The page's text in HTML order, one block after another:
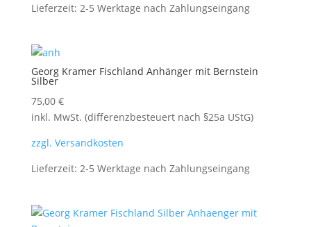
Lieferzeit: 2-5 Werktage nach Zahlungseingang
Georg Kramer Fischland Anhänger mit Bernstein
Silber
75,00 €
inkl. MwSt. (differenzbesteuert nach §25a UStG)
zzgl. Versandkosten
Lieferzeit: 2-5 Werktage nach Zahlungseingang